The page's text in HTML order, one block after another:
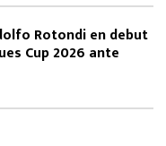
Rotondi en debut
Cup 2026 ante